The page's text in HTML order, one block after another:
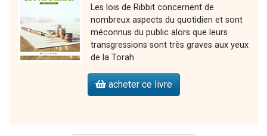
Les lois de Ribbit concernent de
nombreux aspects du quotidien et sont
méconnus du public alors que leurs
transgressions sont très graves aux yeux
de la Torah.
acheter ce livre